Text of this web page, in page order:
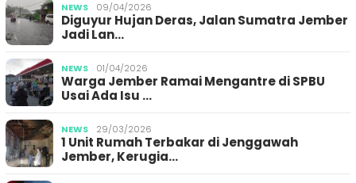
NEWS 09/04/2026
Diguyur Hujan Deras, Jalan Sumatra Jember
Jadi Lan…
NEWS 01/04/2026
Warga Jember Ramai Mengantre di SPBU
Usai Ada Isu …
NEWS 29/03/2026
1 Unit Rumah Terbakar di Jenggawah
Jember, Kerugia…